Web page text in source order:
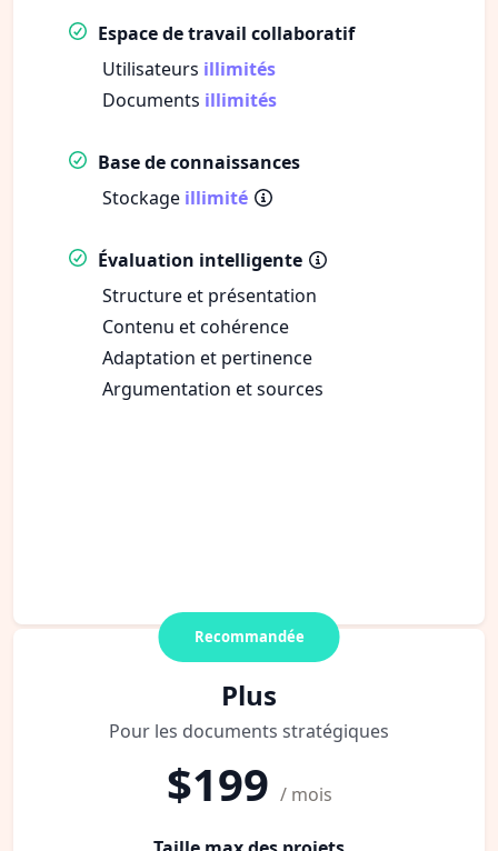
Espace de travail collaboratif
Utilisateurs illimités
Documents illimités
Base de connaissances
Stockage illimité
Évaluation intelligente
Structure et présentation
Contenu et cohérence
Adaptation et pertinence
Argumentation et sources
Recommandée
Plus
Pour les documents stratégiques
$199 / mois